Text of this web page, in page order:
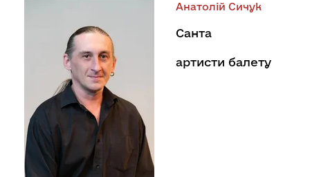
Анатолій Сичук
Санта
артисти балету